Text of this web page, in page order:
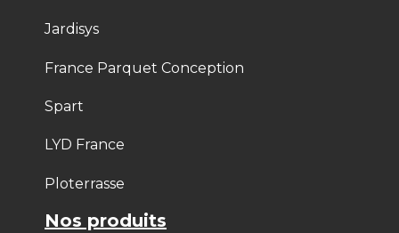
Jardisys
France Parquet Conception
Spart
LYD France
Ploterrasse
Nos produits